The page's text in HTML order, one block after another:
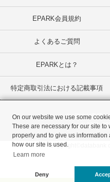
EPARK会員規約
よくあるご質問
EPARKとは？
特定商取引法における記載事項
"一回のお客様を
© 2001-
Copyright©databank
On our website we use some
These are necessary for our site to
properly and to give us information
how our site is used.
Learn more
Deny